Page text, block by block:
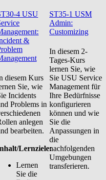
4 USU
&
diesem Kurs
Sie, wie
Incidents
Problems in
anlegen
bearbeiten.
Lernziele:
Lernen
Sie die
ST35-1 USM
Admin:
Customizing
In diesem 2-
Tages-Kurs
lernen Sie, wie
Sie USU Service
Management für
Ihre Bedürfnisse
konfigurieren
können und wie
Sie die
Anpassungen in
die
nachfolgenden
Umgebungen
transferieren.